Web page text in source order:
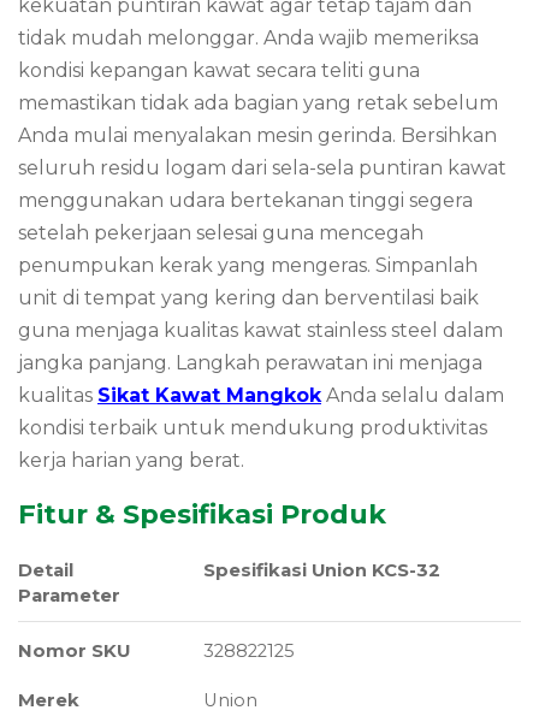
kekuatan puntiran kawat agar tetap tajam dan
tidak mudah melonggar. Anda wajib memeriksa
kondisi kepangan kawat secara teliti guna
memastikan tidak ada bagian yang retak sebelum
Anda mulai menyalakan mesin gerinda. Bersihkan
seluruh residu logam dari sela-sela puntiran kawat
menggunakan udara bertekanan tinggi segera
setelah pekerjaan selesai guna mencegah
penumpukan kerak yang mengeras. Simpanlah
unit di tempat yang kering dan berventilasi baik
guna menjaga kualitas kawat stainless steel dalam
jangka panjang. Langkah perawatan ini menjaga
kualitas Sikat Kawat MangkokAnda selalu dalam
kondisi terbaik untuk mendukung produktivitas
kerja harian yang berat.
Fitur & Spesifikasi Produk
Detail
Parameter
Spesifikasi Union KCS-32
Nomor SKU 328822125
Merek Union